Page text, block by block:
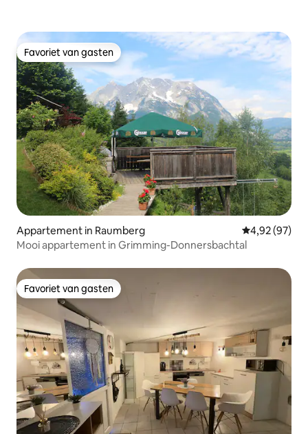
Favoriet van gasten
Favoriet van gasten
Appartement in Raumberg Gemiddelde
4,92 (97)
Mooi appartement in Grimming-Donnersbachtal
Favoriet van gasten
Favoriet van gasten